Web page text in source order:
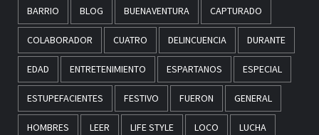
BARRIO BLOG BUENAVENTURA CAPTURADO
COLABORADOR CUATRO DELINCUENCIA DURANTE
EDAD ENTRETENIMIENTO ESPARTANOS ESPECIAL
ESTUPEFACIENTES FESTIVO FUERON GENERAL
HOMBRES LEER LIFE STYLE LOCO LUCHA